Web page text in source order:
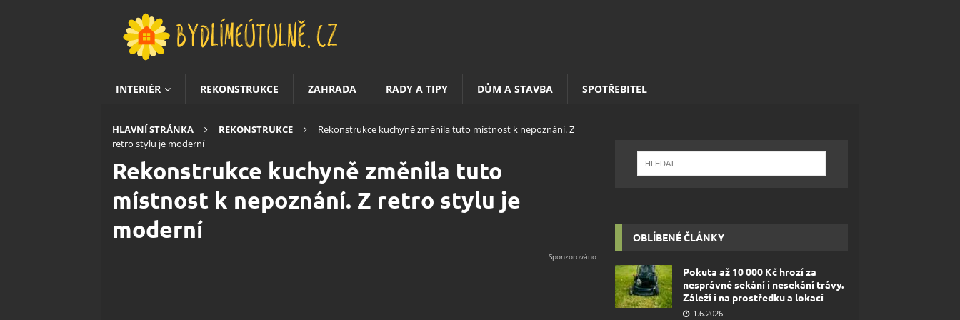
INTERIÉR REKONSTRUKCE ZAHRADA RADY A TIPY DŮM A STAVBA SPOTŘEBITEL
HLAVNÍ STRÁNKA REKONSTRUKCE
Rekonstrukce kuchyně změnila tuto místnost k nepoznání. Z
retro stylu je moderní
Rekonstrukce kuchyně změnila tuto
místnost k nepoznání. Z retro stylu je
moderní
OBLÍBENÉ ČLÁNKY
Pokuta až 10 000 Kč hrozí za
nesprávné sekání i nesekání trávy.
Záleží i na prostředku a lokaci
1.6.2026